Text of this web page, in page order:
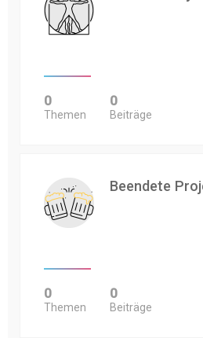
0
Themen
0
Beiträge
Beendete
0
Themen
0
Beiträge